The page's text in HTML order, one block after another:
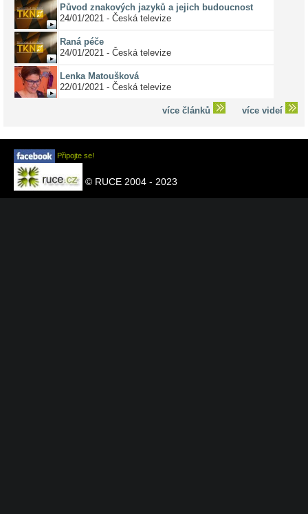
Původ znakových jazyků a jejich budoucnost
24/01/2021 - Česká televize
Raná péče
24/01/2021 - Česká televize
Lenka Matoušková
22/01/2021 - Česká televize
více článků více videí
Připojte se!
© RUCE 2004 - 2023